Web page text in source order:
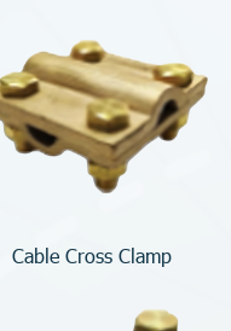
Cable Cross Clamp